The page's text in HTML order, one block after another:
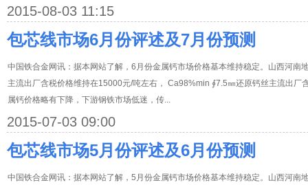
2015-08-03 11:15
包芯线市场6月份评述及7月份预测
中国铁合金网讯：据本网站了解，6月份金属钙市场价格基本维持稳定。山西河南
主流出厂含税价格维持在15000元/吨左右， Ca98%min ∮7.5㎜还原钙丝主流出厂
属钙价格略有下降，下游钢铁市场低迷，传...
2015-07-03 09:00
包芯线市场5月份评述及6月份预测
中国铁合金网讯：据本网站了解，5月份金属钙市场价格基本维持稳定。山西河南